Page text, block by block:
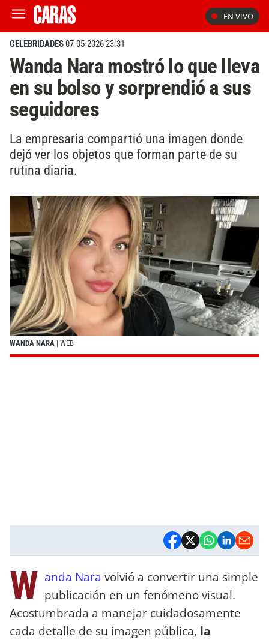
EN VIVO
CELEBRIDADES07-05-2026 23:31
Wanda Nara mostró lo que lleva
en su bolso y sorprendió a sus
seguidores
La empresaria compartió una imagen donde
dejó ver los objetos que forman parte de su
rutina diaria.
WANDA NARA | WEB
W anda Nara volvió a convertir una simple
publicación en un fenómeno visual.
Acostumbrada a manejar cuidadosamente
cada detalle de su imagen pública, la